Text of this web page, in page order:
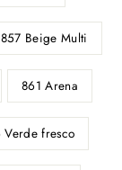
857 Beige Multi
861 Arena
Verde fresco